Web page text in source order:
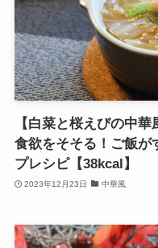
【白菜と桜えびの中
食欲をそそる！ご飯が
プレシピ【38kcal】
2023年12月23日 中華風